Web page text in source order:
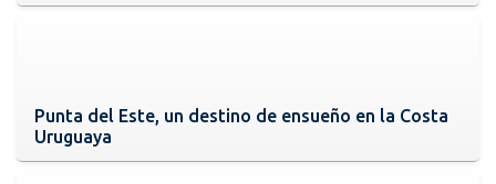
Punta del Este, un destino de ensueño en la Costa
Uruguaya